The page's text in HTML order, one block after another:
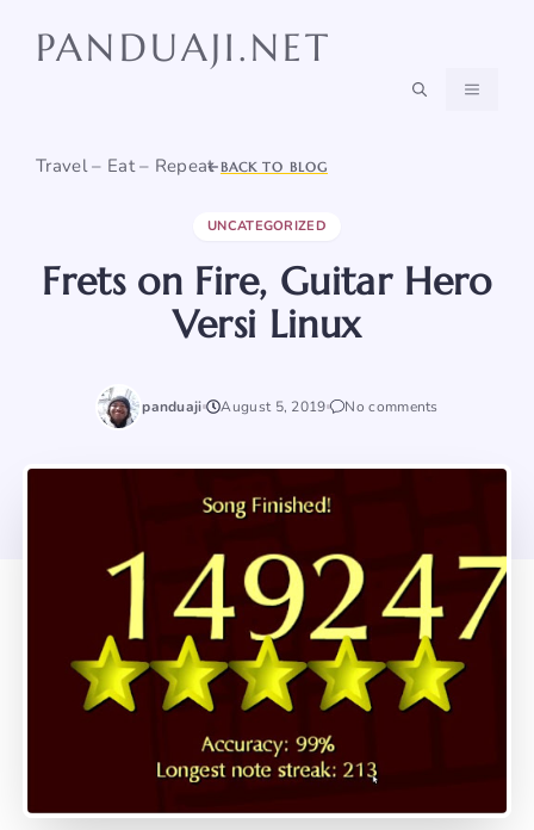
PANDUAJI.NET
Travel – Eat – Repeat
MENU
BACK TO BLOG
UNCATEGORIZED
Frets on Fire, Guitar Hero
Versi Linux
panduaji August 5, 2019 No comments